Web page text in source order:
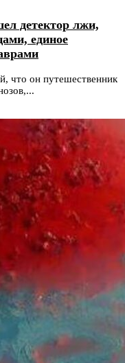
детектор лжи,
единое
что он путешественник